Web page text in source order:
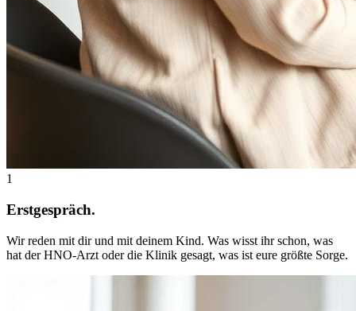
1
Erstgespräch.
Wir reden mit dir und mit deinem Kind. Was wisst ihr schon, was
hat der HNO-Arzt oder die Klinik gesagt, was ist eure größte Sorge.